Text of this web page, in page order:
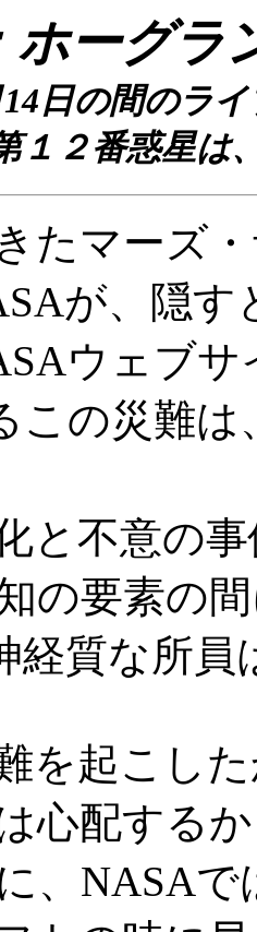
ホーグラ
日の間のラ
１２番惑星は
たマーズ
が、隠
ウェブ
この災難
と不意の
の要素の
経質な所
を起こし
心配する
、NASA